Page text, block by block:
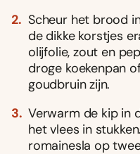
Scheur het brood
de dikke korstjes
olijfolie, zout en
droge koekenpan
goudbruin zijn.
Verwarm de kip in
het vlees in
romainesla op